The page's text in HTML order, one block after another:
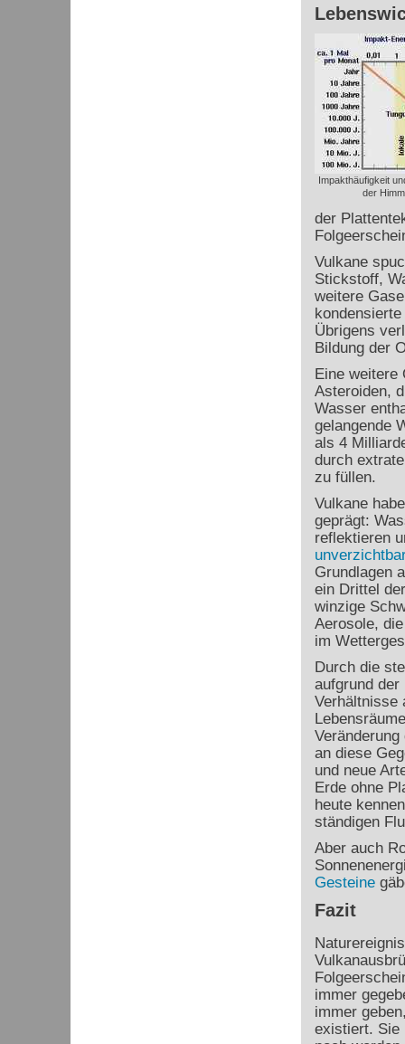
Impakthäufigkeit
der
der
Vulkane
Stickstoff,
weitere
Übrigens
Bildung der
Eine weitere
Asteroiden,
Wasser
gelangende
als 4
durch
zu füllen.
Vulkane
geprägt:
reflektieren
Grundlagen
ein Drittel
winzige
Aerosole,
im
Durch die
aufgrund
Verhältnisse
an diese
und neue
Erde ohne
heute
ständigen
Aber auch
Gesteine
Fazit
immer
immer
existiert. Sie